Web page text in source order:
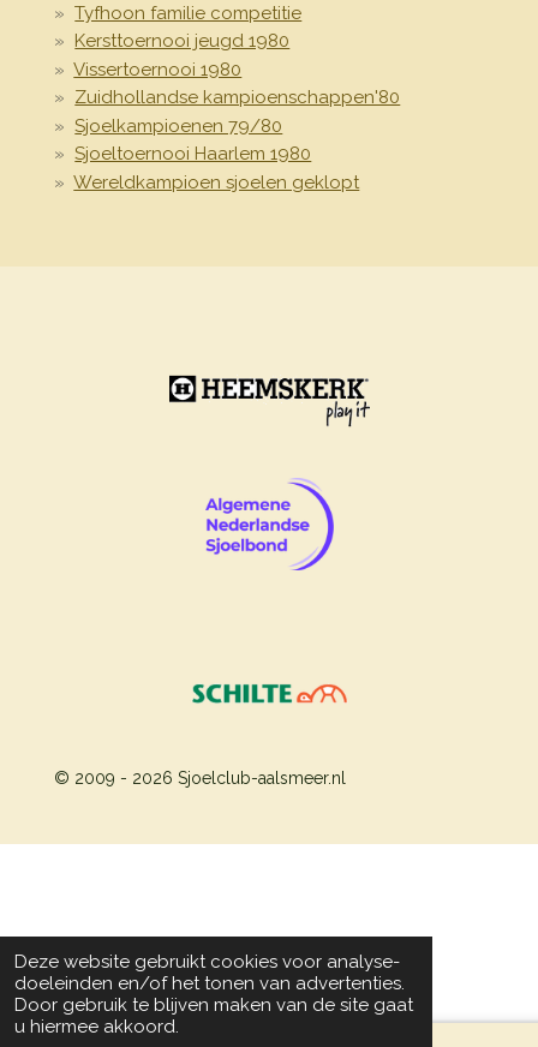
Deze website gebruikt cookies voor analyse-
doeleinden en/of het tonen van advertenties.
Door gebruik te blijven maken van de site gaat
u hiermee akkoord.
Tyfhoon familie competitie
Kersttoernooi jeugd 1980
Vissertoernooi 1980
Zuidhollandse kampioenschappen'80
Sjoelkampioenen 79/80
Sjoeltoernooi Haarlem 1980
Wereldkampioen sjoelen geklopt
© 2009 - 2026 Sjoelclub-aalsmeer.nl